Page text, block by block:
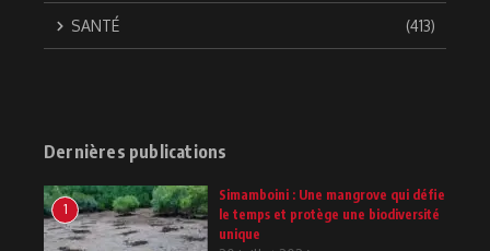
SANTÉ (413)
Dernières publications
1
Simamboini : Une mangrove qui défie
le temps et protège une biodiversité
unique